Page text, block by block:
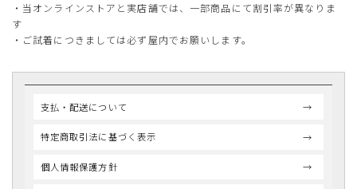
・当オンラインストアと実店舗では、一部商品にて割引率が異なりま
す
・ご試着につきましては必ず屋内でお願いします。
支払・配送について
特定商取引法に基づく表示
個人情報保護方針